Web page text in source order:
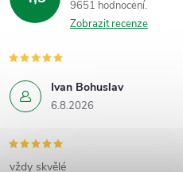
9651 hodnocení
Zobrazit recenze
Ivan Bohuslav
6.8.2026
vždy skvělé